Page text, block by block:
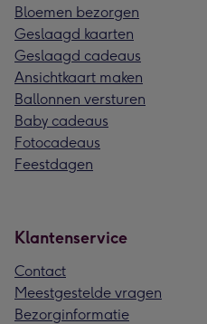
Bloemen bezorgen
Geslaagd kaarten
Geslaagd cadeaus
Ansichtkaart maken
Ballonnen versturen
Baby cadeaus
Fotocadeaus
Feestdagen
Klantenservice
Contact
Meestgestelde vragen
Bezorginformatie